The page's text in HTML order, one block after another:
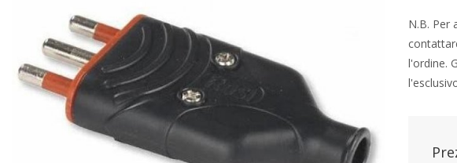
N.B. Per
l'ordine.